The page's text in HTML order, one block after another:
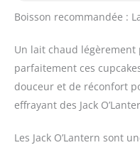
Boisson recommandée :
Un lait chaud légèrement
parfaitement ces
douceur et de réconfort
effrayant des Jack
Les Jack O’Lantern sont